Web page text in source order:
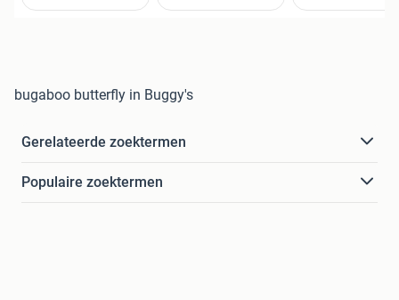
bugaboo butterfly in Buggy's
Gerelateerde zoektermen
Populaire zoektermen